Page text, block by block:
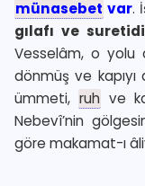
münasebet var.
gılafı ve
Vesselâm, o yolu
dönmüş ve kapıyı
ümmeti, ruh ve
Nebevî’nin
göre makamat-ı